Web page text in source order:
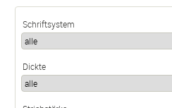
Schriftsystem
Dickte